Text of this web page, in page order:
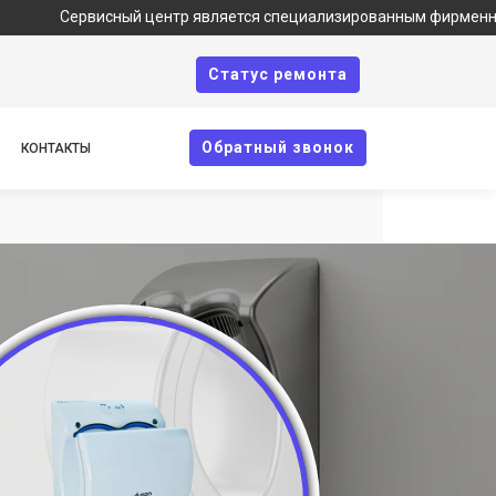
Сервисный центр является специализированным фирменным
Cтатус ремонта
КОНТАКТЫ Oбратный звонок